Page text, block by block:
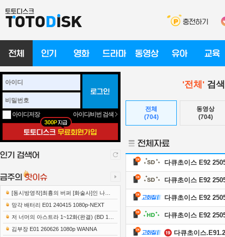
아이디저장 아이디/비번 검색
[동시방영작]최흉의 버퍼 [화술사]인 나는
세계 최강 클랜을 이끈다 E12 241219 108..
망각 배터리 E01 240415 1080p-NEXT
저 너머의 아스트라 1~12화(완결) (BD 192
0x1080 x265-10Bit FLACx2)
김부장 E01 260626 1080p WANNA
'전체'검
전체
(704)
동영상
(704)
다큐초이스 E92
다큐초이스 E92
다큐초이스 E92
다큐초이스 E92
다큐초이스